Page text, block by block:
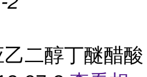
二醇丁醚醋酸